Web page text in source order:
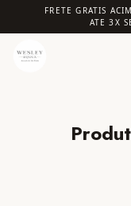
FRETE GRATIS
ATE 3X